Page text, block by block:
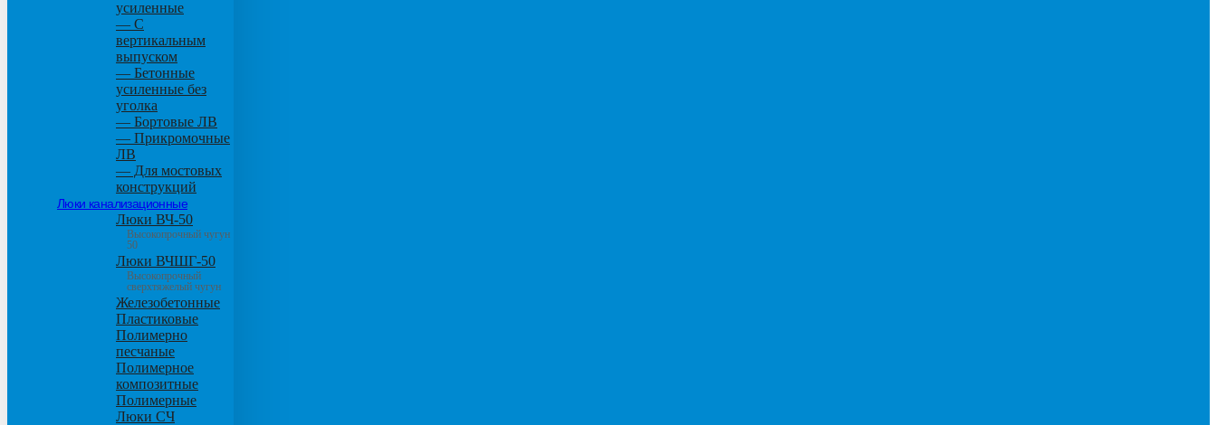
усиленные
— С
вертикальным
выпуском
— Бетонные
усиленные без
уголка
— Бортовые ЛВ
— Прикромочные
ЛВ
— Для мостовых
конструкций
Люки канализационные
Люки ВЧ-50
Высокопрочный чугун
50
Люки ВЧШГ-50
Высокопрочный
сверхтяжелый чугун
Железобетонные
Пластиковые
Полимерно
песчаные
Полимерное
композитные
Полимерные
Люки СЧ